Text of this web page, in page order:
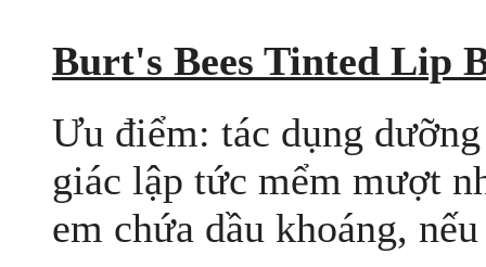
Burt's Bees Tinted Lip
Ưu điểm: tác dụng
giác lập tức mểm mượt
em chứa dầu khoáng,